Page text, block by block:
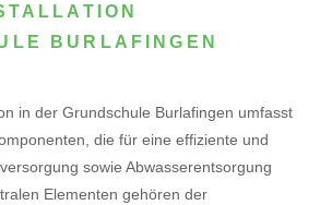
BURLAFINGEN
in der Grundschule Burlafingen umfasst
die für eine effiziente und
sowie Abwasserentsorgung
Elementen gehören der